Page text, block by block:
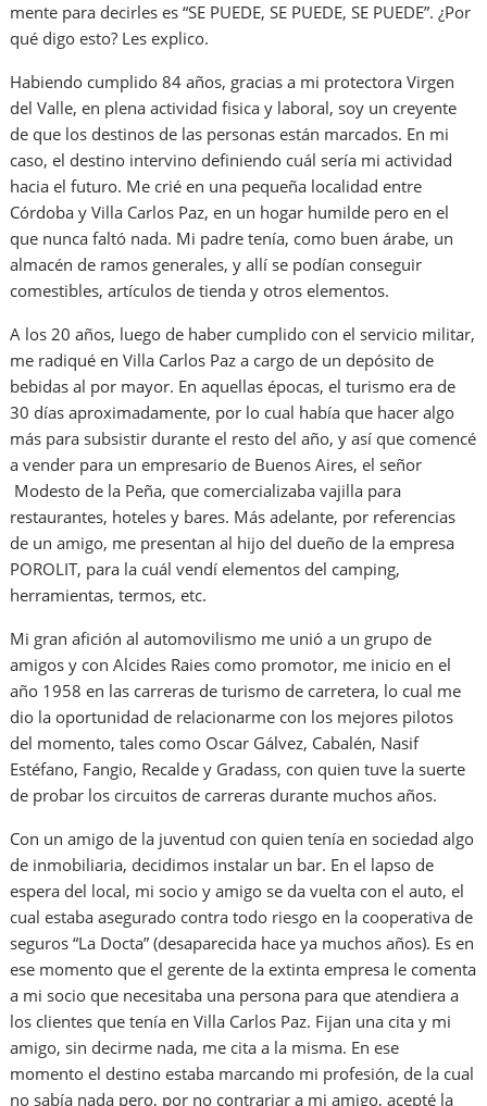
mente para decirles es “SE PUEDE, SE PUEDE, SE PUEDE”. ¿Por
qué digo esto? Les explico.
Habiendo cumplido 84 años, gracias a mi protectora Virgen
del Valle, en plena actividad fisica y laboral, soy un creyente
de que los destinos de las personas están marcados. En mi
caso, el destino intervino definiendo cuál sería mi actividad
hacia el futuro. Me crié en una pequeña localidad entre
Córdoba y Villa Carlos Paz, en un hogar humilde pero en el
que nunca faltó nada. Mi padre tenía, como buen árabe, un
almacén de ramos generales, y allí se podían conseguir
comestibles, artículos de tienda y otros elementos.
A los 20 años, luego de haber cumplido con el servicio militar,
me radiqué en Villa Carlos Paz a cargo de un depósito de
bebidas al por mayor. En aquellas épocas, el turismo era de
30 días aproximadamente, por lo cual había que hacer algo
más para subsistir durante el resto del año, y así que comencé
a vender para un empresario de Buenos Aires, el señor
Modesto de la Peña, que comercializaba vajilla para
restaurantes, hoteles y bares. Más adelante, por referencias
de un amigo, me presentan al hijo del dueño de la empresa
POROLIT, para la cuál vendí elementos del camping,
herramientas, termos, etc.
Mi gran afición al automovilismo me unió a un grupo de
amigos y con Alcides Raies como promotor, me inicio en el
año 1958 en las carreras de turismo de carretera, lo cual me
dio la oportunidad de relacionarme con los mejores pilotos
del momento, tales como Oscar Gálvez, Cabalén, Nasif
Estéfano, Fangio, Recalde y Gradass, con quien tuve la suerte
de probar los circuitos de carreras durante muchos años.
Con un amigo de la juventud con quien tenía en sociedad algo
de inmobiliaria, decidimos instalar un bar. En el lapso de
espera del local, mi socio y amigo se da vuelta con el auto, el
cual estaba asegurado contra todo riesgo en la cooperativa de
seguros “La Docta” (desaparecida hace ya muchos años). Es en
ese momento que el gerente de la extinta empresa le comenta
a mi socio que necesitaba una persona para que atendiera a
los clientes que tenía en Villa Carlos Paz. Fijan una cita y mi
amigo, sin decirme nada, me cita a la misma. En ese
momento el destino estaba marcando mi profesión, de la cual
no sabía nada pero, por no contrariar a mi amigo, acepté la